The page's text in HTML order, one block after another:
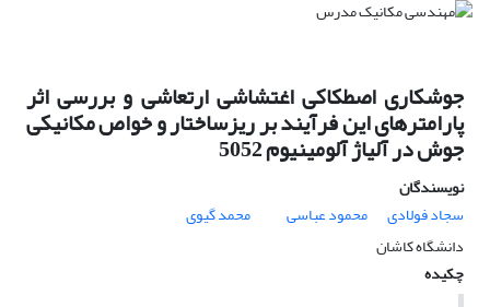
جوشکاری اصطکاکی اغتشاشی ارتعاشی و بررسی اثر
پارامترهای این فرآیند بر ریزساختار و خواص مکانیکی
جوش در آلیاژ آلومینیوم 5052
نویسندگان
سجاد فولادی
محمود عباسی
محمد گیوی
دانشگاه کاشان
چکیده